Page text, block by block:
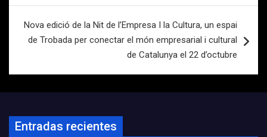
Nova edició de la Nit de l’Empresa I la Cultura, un espai
de Trobada per conectar el món empresarial i cultural
de Catalunya el 22 d’octubre
Entradas recientes